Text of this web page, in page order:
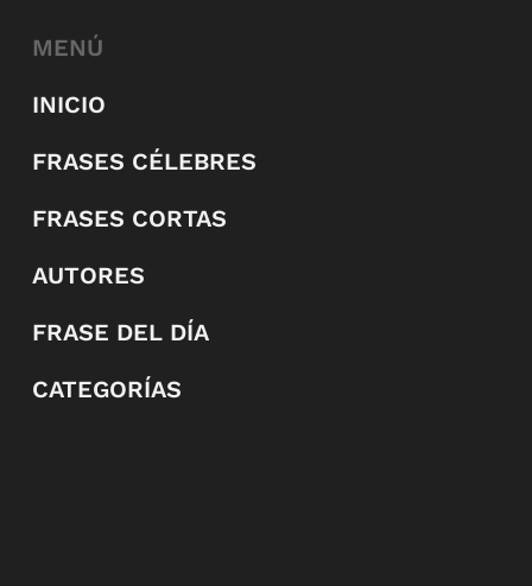
MENÚ
INICIO
FRASES CÉLEBRES
FRASES CORTAS
AUTORES
FRASE DEL DÍA
CATEGORÍAS